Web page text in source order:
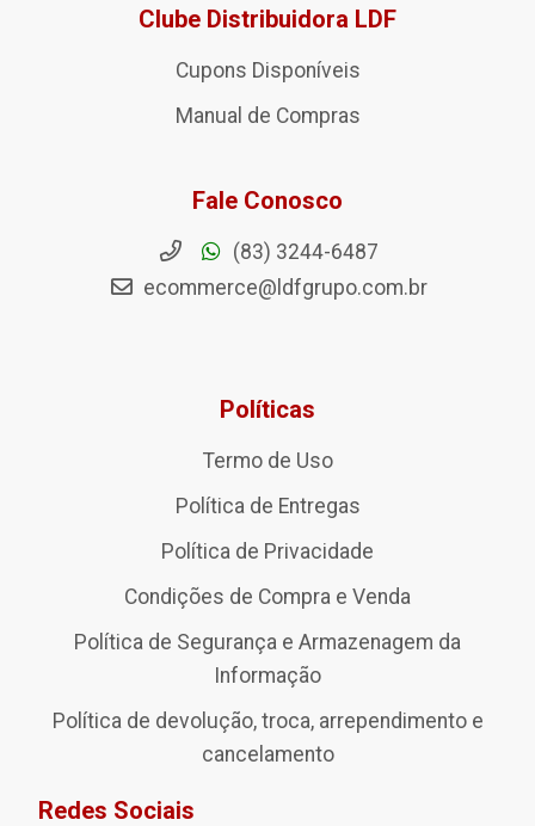
Clube Distribuidora LDF
Cupons Disponíveis
Manual de Compras
Fale Conosco
(83) 3244-6487
ecommerce@ldfgrupo.com.br
Políticas
Termo de Uso
Política de Entregas
Política de Privacidade
Condições de Compra e Venda
Política de Segurança e Armazenagem da
Informação
Política de devolução, troca, arrependimento e
cancelamento
Redes Sociais